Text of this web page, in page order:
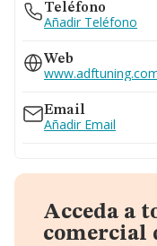
Teléfono
Añadir Teléfono
Web
Email
Añadir Email
Acceda a
comercial